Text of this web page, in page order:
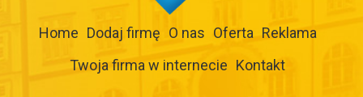
Home Dodaj firmę O nas Oferta Reklama
Twoja firma w internecie Kontakt